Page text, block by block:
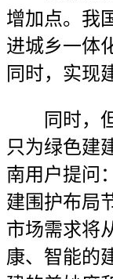
增加点。我
进城乡一体
同时，实现
同时，但
只为绿色建
南用户提问
建围护布局
市场需求将
康、智能的